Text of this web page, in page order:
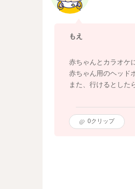
もえ
赤ちゃんとカラオケ
赤ちゃん用のヘッド
また、行けるとした
0クリップ